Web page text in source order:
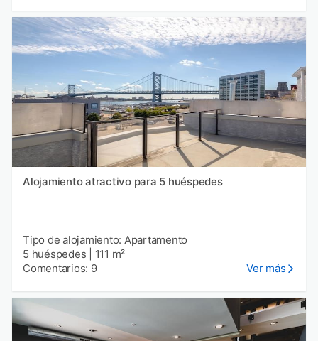
Alojamiento atractivo para 5 huéspedes
Tipo de alojamiento: Apartamento
5 huéspedes
111 m²
Comentarios: 9
Ver más